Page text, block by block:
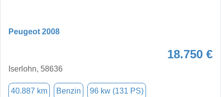
Peugeot 2008
18.750 €
Iserlohn, 58636
40.887 km Benzin 96 kw (131 PS)